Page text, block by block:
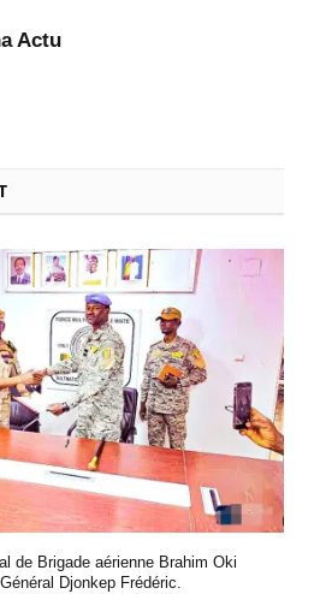
Actu
de Brigade aérienne Brahim Oki
Djonkep Frédéric.